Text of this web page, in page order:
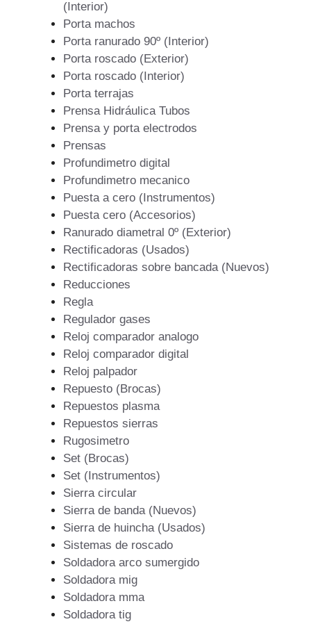
(Interior)
Porta machos
Porta ranurado 90º (Interior)
Porta roscado (Exterior)
Porta roscado (Interior)
Porta terrajas
Prensa Hidráulica Tubos
Prensa y porta electrodos
Prensas
Profundimetro digital
Profundimetro mecanico
Puesta a cero (Instrumentos)
Puesta cero (Accesorios)
Ranurado diametral 0º (Exterior)
Rectificadoras (Usados)
Rectificadoras sobre bancada (Nuevos)
Reducciones
Regla
Regulador gases
Reloj comparador analogo
Reloj comparador digital
Reloj palpador
Repuesto (Brocas)
Repuestos plasma
Repuestos sierras
Rugosimetro
Set (Brocas)
Set (Instrumentos)
Sierra circular
Sierra de banda (Nuevos)
Sierra de huincha (Usados)
Sistemas de roscado
Soldadora arco sumergido
Soldadora mig
Soldadora mma
Soldadora tig